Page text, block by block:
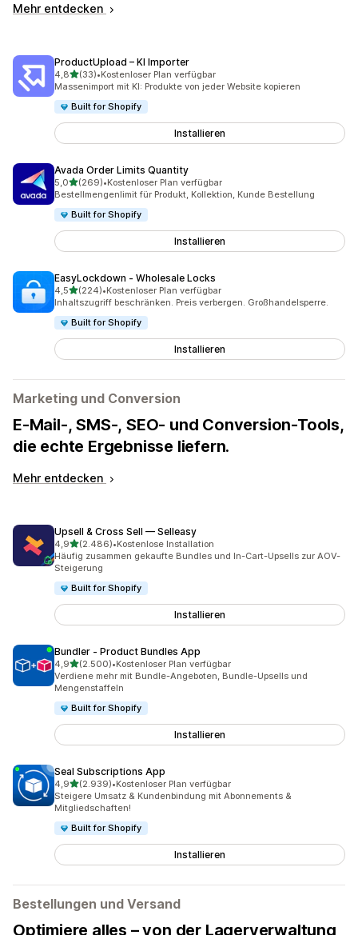
Mehr entdecken
ProductUpload – KI Importer
4,8von 5 Sternen
(33)
33 Rezensionen insgesamt
•Kostenloser Plan verfügbar
Massenimport mit KI: Produkte von jeder Website kopieren
Built for Shopify
Installieren
Avada Order Limits Quantity
5,0von 5 Sternen
(269)
269 Rezensionen insgesamt
•Kostenloser Plan verfügbar
Bestellmengenlimit für Produkt, Kollektion, Kunde Bestellung
Built for Shopify
Installieren
EasyLockdown ‑ Wholesale Locks
4,5von 5 Sternen
(224)
224 Rezensionen insgesamt
•Kostenloser Plan verfügbar
Inhaltszugriff beschränken. Preis verbergen. Großhandelsperre.
Built for Shopify
Installieren
Marketing und Conversion
E-Mail-, SMS-, SEO- und Conversion-Tools,
die echte Ergebnisse liefern.
Mehr entdecken
Upsell & Cross Sell — Selleasy
4,9von 5 Sternen
(2.486)
2486 Rezensionen insgesamt
•Kostenlose Installation
Häufig zusammen gekaufte Bundles und In-Cart-Upsells zur AOV-
Steigerung
Built for Shopify
Installieren
Bundler ‑ Product Bundles App
4,9von 5 Sternen
(2.500)
2500 Rezensionen insgesamt
•Kostenloser Plan verfügbar
Verdiene mehr mit Bundle-Angeboten, Bundle-Upsells und
Mengenstaffeln
Built for Shopify
Installieren
Seal Subscriptions App
4,9von 5 Sternen
(2.939)
2939 Rezensionen insgesamt
•Kostenloser Plan verfügbar
Steigere Umsatz & Kundenbindung mit Abonnements &
Mitgliedschaften!
Built for Shopify
Installieren
Bestellungen und Versand
Optimiere alles – von der Lagerverwaltung